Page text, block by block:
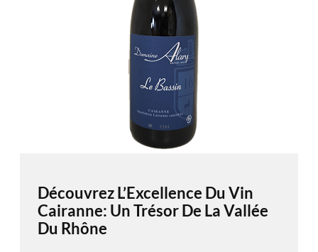
Découvrez L’Excellence Du Vin
Cairanne: Un Trésor De La Vallée
Du Rhône